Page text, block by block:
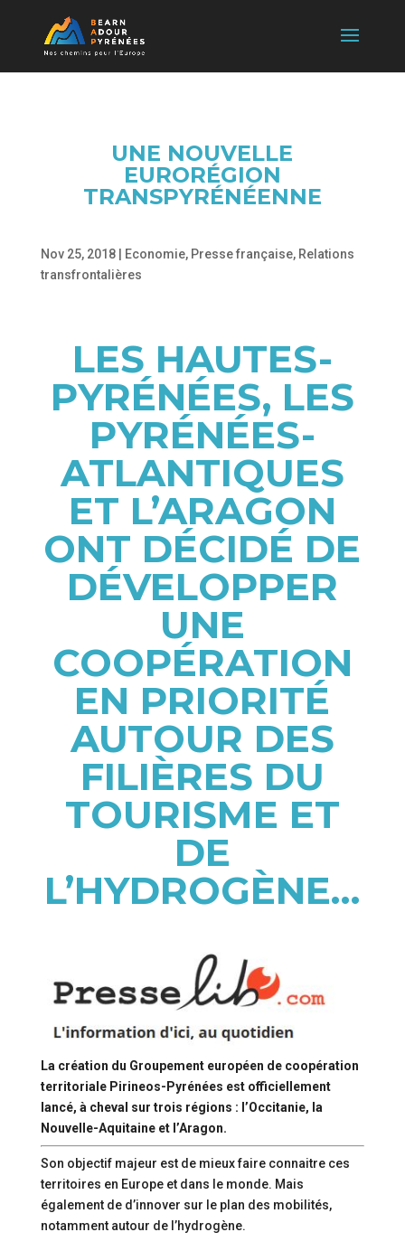
UNE NOUVELLE
EURORÉGION
TRANSPYRÉNÉENNE
Nov 25, 2018| Economie, Presse française, Relations
transfrontalières
LES HAUTES-
PYRÉNÉES, LES
PYRÉNÉES-
ATLANTIQUES
ET L’ARAGON
ONT DÉCIDÉ DE
DÉVELOPPER
UNE
COOPÉRATION
EN PRIORITÉ
AUTOUR DES
FILIÈRES DU
TOURISME ET
DE
L’HYDROGÈNE…
La création du Groupement européen de coopération
territoriale Pirineos-Pyrénées est officiellement
lancé, à cheval sur trois régions : l’Occitanie, la
Nouvelle-Aquitaine et l’Aragon.
Son objectif majeur est de mieux faire connaitre ces
territoires en Europe et dans le monde. Mais
également de d’innover sur le plan des mobilités,
notamment autour de l’hydrogène.